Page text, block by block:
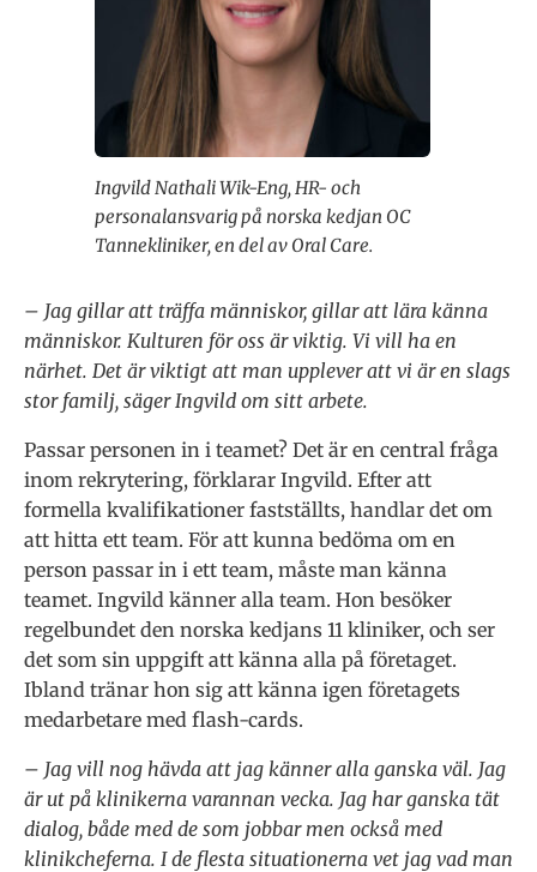
Ingvild Nathali Wik-Eng, HR- och
personalansvarig på norska kedjan OC
Tannekliniker, en del av Oral Care.
– Jag gillar att träffa människor, gillar att lära känna
människor. Kulturen för oss är viktig. Vi vill ha en
närhet. Det är viktigt att man upplever att vi är en slags
stor familj, säger Ingvild om sitt arbete.
Passar personen in i teamet? Det är en central fråga
inom rekrytering, förklarar Ingvild. Efter att
formella kvalifikationer fastställts, handlar det om
att hitta ett team. För att kunna bedöma om en
person passar in i ett team, måste man känna
teamet. Ingvild känner alla team. Hon besöker
regelbundet den norska kedjans 11 kliniker, och ser
det som sin uppgift att känna alla på företaget.
Ibland tränar hon sig att känna igen företagets
medarbetare med flash-cards.
– Jag vill nog hävda att jag känner alla ganska väl. Jag
är ut på klinikerna varannan vecka. Jag har ganska tät
dialog, både med de som jobbar men också med
klinikcheferna. I de flesta situationerna vet jag vad man